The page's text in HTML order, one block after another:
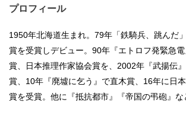
プロフィール
1950年北海道生まれ。79年「鉄騎兵、跳んだ
賞を受賞しデビュー。90年『エトロフ発緊急
賞、日本推理作家協会賞を、2002年『武揚伝
賞、10年『廃墟に乞う』で直木賞、16年に日
賞を受賞。他に『抵抗都市』『帝国の弔砲』な